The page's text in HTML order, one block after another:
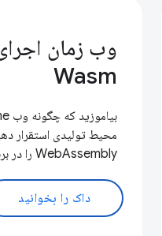
Wasm
محیط تولیدی استقرار
WebAssembly را در برنامه قرار دهید.
داک را بخوانید